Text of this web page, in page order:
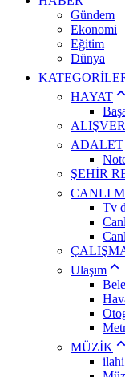
Gündem
Ekonomi
Eğitim
Dünya
HAYAT
ADALET
ŞEHİR
CANLI
Tv
Ulaşım
MÜZİK
ilahi